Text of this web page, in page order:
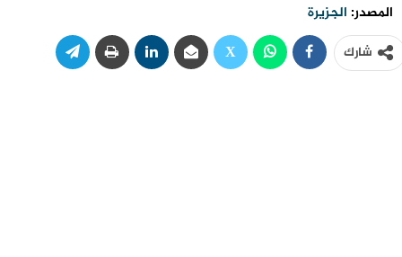
المصدر: الجزيرة
شارك